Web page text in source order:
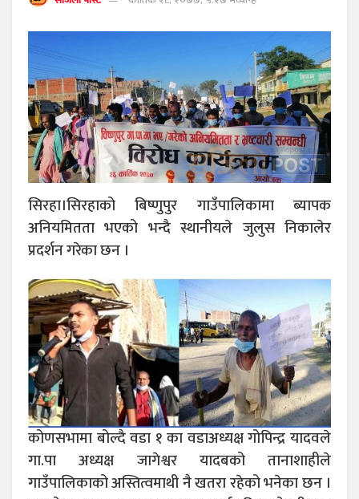
सिरहा।सिरहाको बिष्णुपुर गाउँपालिकामा ब्यापक
अनियमितता भएको भन्दै स्थानीयले जुलुस निकालेर
प्रदर्शन गरेका छन ।
कोणसभामा बोल्दै वडा १ का वडाअध्यक्ष गोपिन्द्र यादवले
गा.पा अध्यक्ष जागेश्वर यादबको तानाशाहीले
गाउँपालिकाको अस्तित्वमाथी नै खतरा रहेको भनेका छन ।